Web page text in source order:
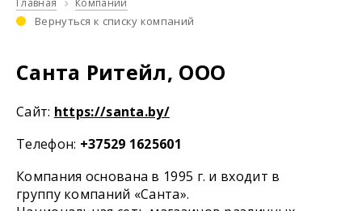
Главная Компании
Вернуться к списку компаний
Санта Ритейл, ООО
Cайт: https://santa.by/
Телефон: +37529 1625601
Компания основана в 1995 г. и входит в
группу компаний «Санта».